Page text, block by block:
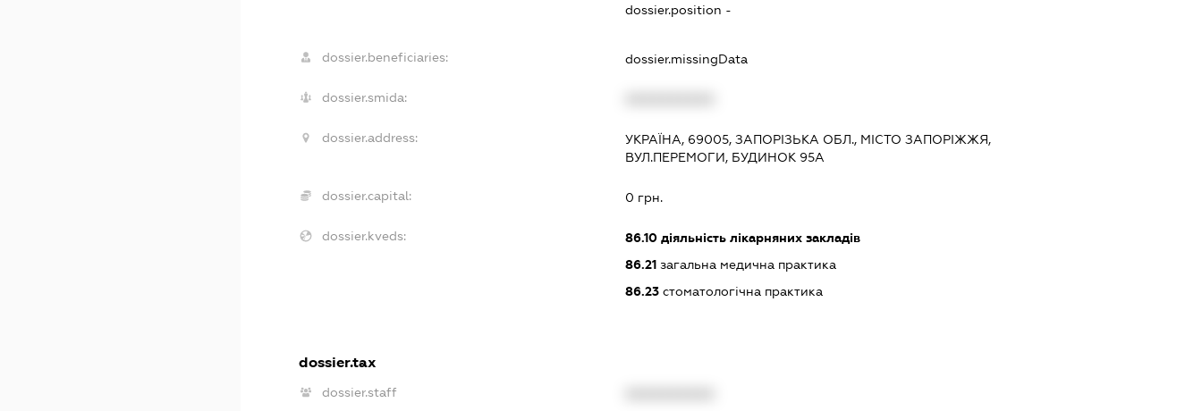
dossier.position -
dossier.beneficiaries: dossier.missingData
dossier.smida:
dossier.address:
УКРАЇНА, 69005, ЗАПОРІЗЬКА ОБЛ., МІСТО ЗАПОРІЖЖЯ,
ВУЛ.ПЕРЕМОГИ, БУДИНОК 95А
dossier.capital: 0 грн.
dossier.kveds: 86.10діяльність лікарняних закладів
86.21загальна медична практика
86.23стоматологічна практика
dossier.tax
dossier.staff